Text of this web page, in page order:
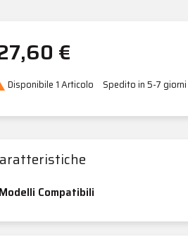
€
Disponibile 1 Articolo Spedito in 5-7 giorni
Modelli Compatibili